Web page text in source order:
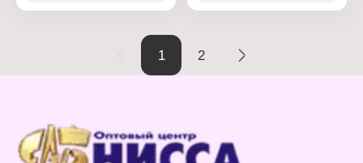
Материал: текстиль
1 2